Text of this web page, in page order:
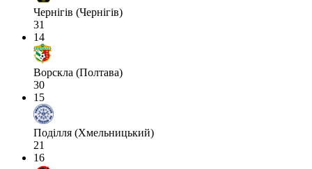
Чернігів (Чернігів)
31
14
Ворскла (Полтава)
30
15
Поділля (Хмельницький)
21
16